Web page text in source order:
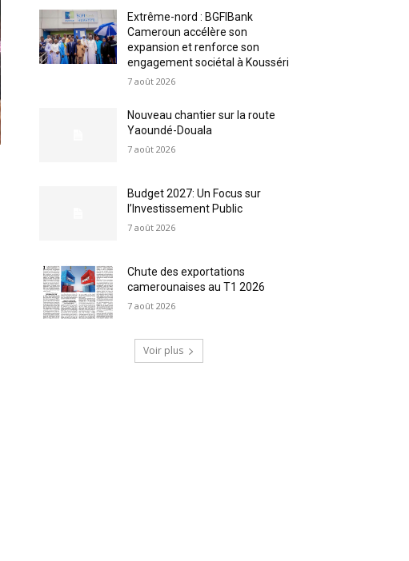
Extrême-nord : BGFIBank
Cameroun accélère son
expansion et renforce son
engagement sociétal à Kousséri
7 août 2026
Nouveau chantier sur la route
Yaoundé-Douala
7 août 2026
Budget 2027: Un Focus sur
l’Investissement Public
7 août 2026
Chute des exportations
camerounaises au T1 2026
7 août 2026
Voir plus